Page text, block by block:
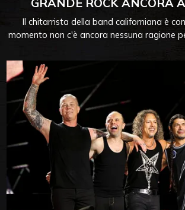
Il chitarrista della band californiana è
momento non c'è ancora nessuna ragione